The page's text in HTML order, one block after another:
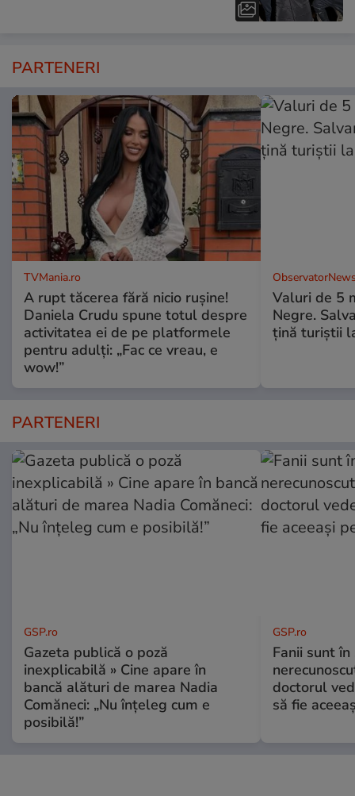
PARTENERI
TVMania.ro
A rupt tăcerea fără nicio rușine!
Daniela Crudu spune totul despre
activitatea ei de pe platformele
pentru adulți: „Fac ce vreau, e
wow!”
Valuri de 5
Negre.
ţină turiştii
PARTENERI
GSP.ro
Gazeta publică o poză
inexplicabilă » Cine apare în
bancă alături de marea Nadia
Comăneci: „Nu înțeleg cum e
posibilă!”
GSP.ro
Fanii sunt în
doctorul
să fie